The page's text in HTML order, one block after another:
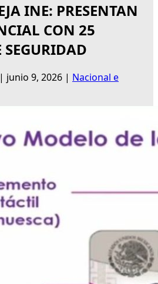
INE: PRESENTAN
CON 25
| junio 9, 2026 | Nacional e